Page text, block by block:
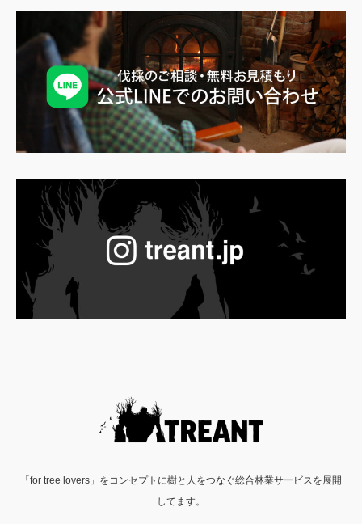
「for tree lovers」をコンセプトに樹と人をつなぐ総合林業サービスを展開
してます。